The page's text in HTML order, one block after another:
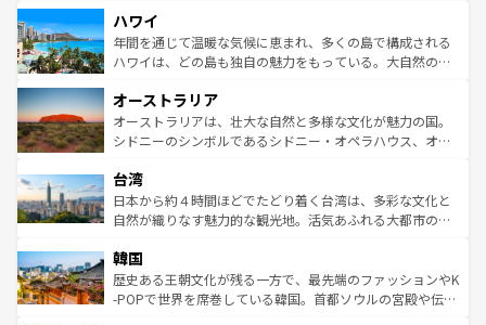
ば市内交通費無料で観光を楽しむこともできる。 なお、新
着のスイス情報はコンテンツ一覧 を参照してほしい。
のような巨大都市は、観光、ショッピング、エンターテイ
ンメントが詰まった刺激的なスポットだ。一方、アメリカ
西部には大自然が広がり、グランドキャニオンやイエロー
部のニューオーリンズでは、音楽と美食が融合した独特の
文化が魅力。旅行者はアメリカの各地域で異なる魅力を楽
しみながら、その多様性と豊かな歴史を感じることができ
ならではの贅沢な旅のスタイルだ。 なお、新着のアメリカ
情報はコンテンツ一覧を参照してほしい。
ハワイ
年間を通じて温暖な気候に恵まれ、多くの島で構成される
ハワイは、どの島も独自の魅力をもっている。大自然の神
ワイ島は見逃せない。また、定番の観光地といえばオアフ
島だが、静かな自然を求めるならマウイ島やカウアイ島が
おすすめ。エメラルドグリーンに輝く海をはじめ、豊かな
れるおもてなしの心で訪れる人々を迎えてくれるハワイの
人々、おいしいローカルフードやハワイアンミュージッ
ク、伝統的なフラダンスなど、すべてがハワイの魅力を彩
ワイを、存分に味わってほしい。 なお、新着のハワイ情報
はコンテンツ一覧を参照してほしい。
オーストラリア
オーストラリアは、壮大な自然と多様な文化が魅力の国。
シドニーのシンボルであるシドニー・オペラハウス、オー
リアリーフや大陸中央部にそびえるウルル（エアーズロッ
ク）、タスマニアの美しい原生林やケアンズの熱帯雨林な
ど、見どころがたくさん。また、カフェやワイン、オージ
いる。アクティビティも充実しており、サーフィンやダイ
ビング、ハイキングなど、アウトドア好きにはたまらな
い。オーストラリアの多彩な魅力を存分に味わいつくそ
台湾
日本から約４時間ほどでたどり着く台湾は、多彩な文化と
自然が織りなす魅力的な観光地。活気あふれる大都市の台
ン）、静ひつな山岳地帯である台湾東部など、都市の喧騒
と山間の静けさが共存しており、訪れる人に新しい発見と
驚きをもたらしてくれる。また、奥深い台湾の食文化も魅
韓国
歴史ある王朝文化が残る一方で、最先端のファッションやK
-POPで世界を席巻している韓国。首都ソウルの宮殿や伝統